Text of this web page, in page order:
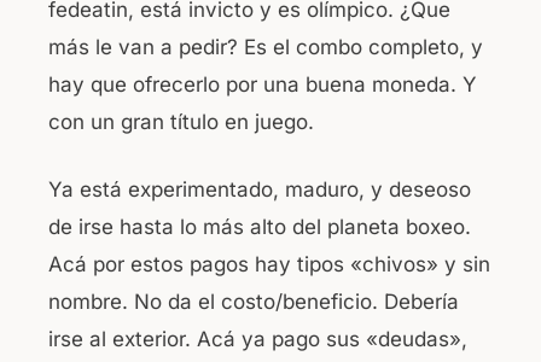
fedeatin, está invicto y es olímpico. ¿Que
más le van a pedir? Es el combo completo, y
hay que ofrecerlo por una buena moneda. Y
con un gran título en juego.
Ya está experimentado, maduro, y deseoso
de irse hasta lo más alto del planeta boxeo.
Acá por estos pagos hay tipos «chivos» y sin
nombre. No da el costo/beneficio. Debería
irse al exterior. Acá ya pago sus «deudas»,